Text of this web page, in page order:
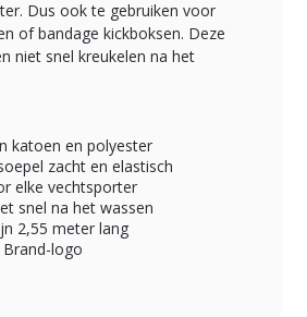
Dus ook te gebruiken voor
of bandage kickboksen. Deze
niet snel kreukelen na het
katoen en polyester
zacht en elastisch
elke vechtsporter
snel na het wassen
2,55 meter lang
logo